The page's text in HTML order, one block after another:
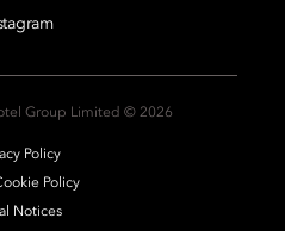
2026 © Mandarin Oriental Hotel Group Limited
Policy
Policy
Notices